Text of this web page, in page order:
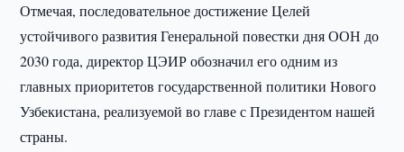
Отмечая, последовательное достижение Целей
устойчивого развития Генеральной повестки дня ООН до
2030 года, директор ЦЭИР обозначил его одним из
главных приоритетов государственной политики Нового
Узбекистана, реализуемой во главе с Президентом нашей
страны.